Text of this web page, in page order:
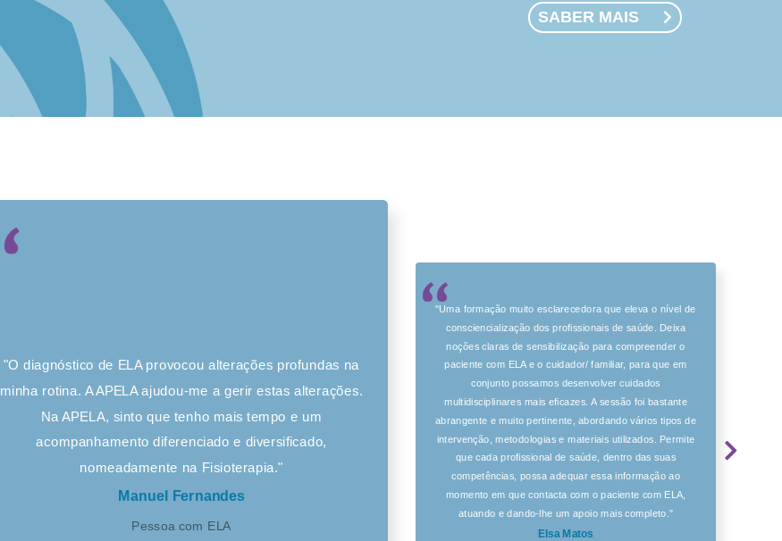
SABER MAIS
"O diagnóstico de ELA provocou alterações profundas na
minha rotina. A APELA ajudou-me a gerir estas alterações.
Na APELA, sinto que tenho mais tempo e um
acompanhamento diferenciado e diversificado,
nomeadamente na Fisioterapia."
Manuel Fernandes
Pessoa com ELA
"Uma formação muito esclarecedora que eleva o nível de
consciencialização dos profissionais de saúde. Deixa
noções claras de sensibilização para compreender o
paciente com ELA e o cuidador/ familiar, para que em
conjunto possamos desenvolver cuidados
multidisciplinares mais eficazes. A sessão foi bastante
abrangente e muito pertinente, abordando vários tipos de
intervenção, metodologias e materiais utilizados. Permite
que cada profissional de saúde, dentro das suas
competências, possa adequar essa informação ao
momento em que contacta com o paciente com ELA,
atuando e dando-lhe um apoio mais completo."
Elsa Matos